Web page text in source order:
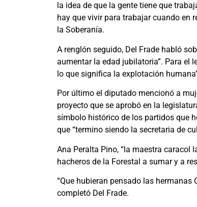
la idea de que la gente tiene que
hay que vivir para trabajar cuando en
la Soberanía.
A renglón seguido, Del Frade habló
aumentar la edad jubilatoria”. Para el
lo que significa la explotación
Por último el diputado mencionó a
proyecto que se aprobó en la
símbolo histórico de los partidos que
que “termino siendo la secretaria de
Ana Peralta Pino, “la maestra caracol
hacheros de la Forestal a sumar y a
“Que hubieran pensado las hermanas
completó Del Frade.